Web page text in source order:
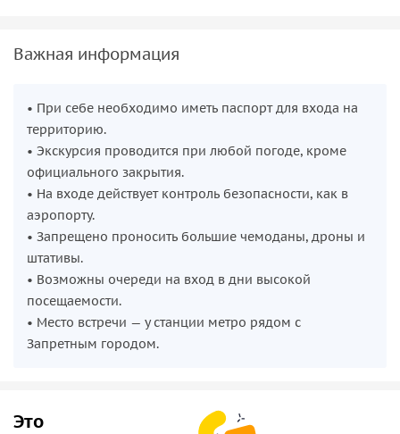
Важная информация
• При себе необходимо иметь паспорт для входа на
территорию.
• Экскурсия проводится при любой погоде, кроме
официального закрытия.
• На входе действует контроль безопасности, как в
аэропорту.
• Запрещено проносить большие чемоданы, дроны и
штативы.
• Возможны очереди на вход в дни высокой
посещаемости.
• Место встречи — у станции метро рядом с
Запретным городом.
Это